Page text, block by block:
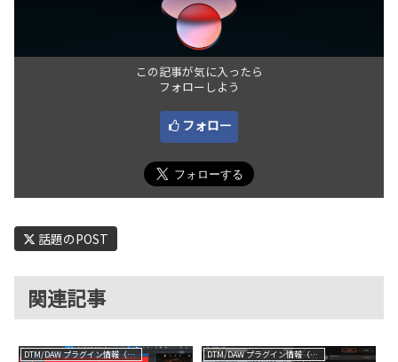
この記事が気に入ったら
フォローしよう
フォロー
話題のPOST
関連記事
DTM/DAW プラグイン情報（VST AU AAX） DTM/DAW プラグイン情報（VST AU AAX）